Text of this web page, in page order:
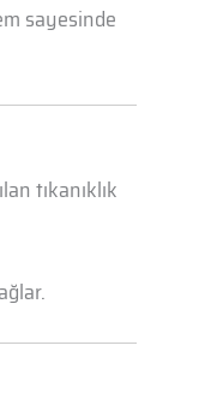
sayesinde
tıkanıklık